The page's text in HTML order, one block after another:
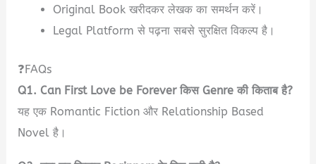
Original Book खरीदकर लेखक का समर्थन करें।
Legal Platform से पढ़ना सबसे सुरक्षित विकल्प है।
❓FAQs
Q1. Can First Love be Forever किस Genre की किताब है?
यह एक Romantic Fiction और Relationship Based
Novel है।